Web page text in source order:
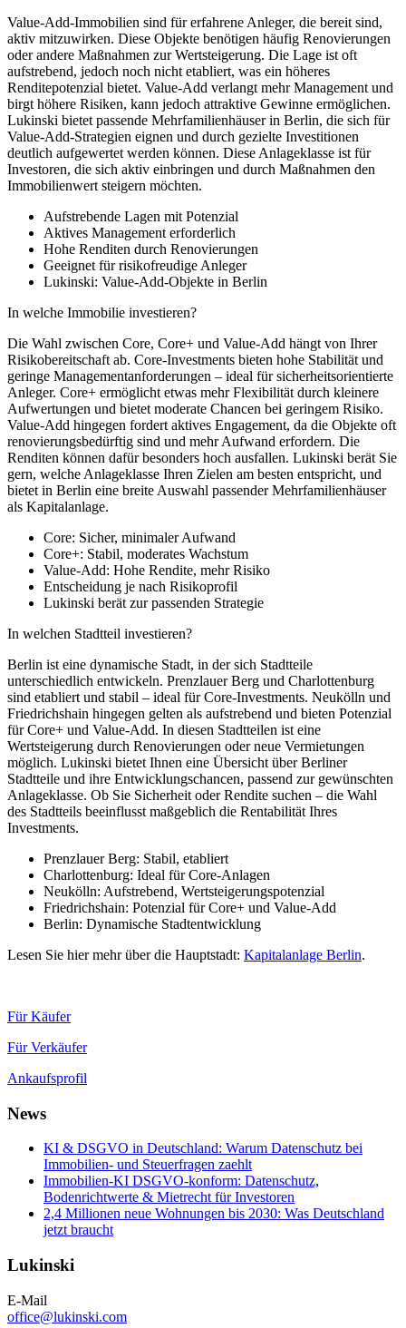
Value-Add-Immobilien sind für erfahrene Anleger, die bereit sind,
aktiv mitzuwirken. Diese Objekte benötigen häufig Renovierungen
oder andere Maßnahmen zur Wertsteigerung. Die Lage ist oft
aufstrebend, jedoch noch nicht etabliert, was ein höheres
Renditepotenzial bietet. Value-Add verlangt mehr Management und
birgt höhere Risiken, kann jedoch attraktive Gewinne ermöglichen.
Lukinski bietet passende Mehrfamilienhäuser in Berlin, die sich für
Value-Add-Strategien eignen und durch gezielte Investitionen
deutlich aufgewertet werden können. Diese Anlageklasse ist für
Investoren, die sich aktiv einbringen und durch Maßnahmen den
Immobilienwert steigern möchten.
Aufstrebende Lagen mit Potenzial
Aktives Management erforderlich
Hohe Renditen durch Renovierungen
Geeignet für risikofreudige Anleger
Lukinski: Value-Add-Objekte in Berlin
In welche Immobilie investieren?
Die Wahl zwischen Core, Core+ und Value-Add hängt von Ihrer
Risikobereitschaft ab. Core-Investments bieten hohe Stabilität und
geringe Managementanforderungen – ideal für sicherheitsorientierte
Anleger. Core+ ermöglicht etwas mehr Flexibilität durch kleinere
Aufwertungen und bietet moderate Chancen bei geringem Risiko.
Value-Add hingegen fordert aktives Engagement, da die Objekte oft
renovierungsbedürftig sind und mehr Aufwand erfordern. Die
Renditen können dafür besonders hoch ausfallen. Lukinski berät Sie
gern, welche Anlageklasse Ihren Zielen am besten entspricht, und
bietet in Berlin eine breite Auswahl passender Mehrfamilienhäuser
als Kapitalanlage.
Core: Sicher, minimaler Aufwand
Core+: Stabil, moderates Wachstum
Value-Add: Hohe Rendite, mehr Risiko
Entscheidung je nach Risikoprofil
Lukinski berät zur passenden Strategie
In welchen Stadtteil investieren?
Berlin ist eine dynamische Stadt, in der sich Stadtteile
unterschiedlich entwickeln. Prenzlauer Berg und Charlottenburg
sind etabliert und stabil – ideal für Core-Investments. Neukölln und
Friedrichshain hingegen gelten als aufstrebend und bieten Potenzial
für Core+ und Value-Add. In diesen Stadtteilen ist eine
Wertsteigerung durch Renovierungen oder neue Vermietungen
möglich. Lukinski bietet Ihnen eine Übersicht über Berliner
Stadtteile und ihre Entwicklungschancen, passend zur gewünschten
Anlageklasse. Ob Sie Sicherheit oder Rendite suchen – die Wahl
des Stadtteils beeinflusst maßgeblich die Rentabilität Ihres
Investments.
Prenzlauer Berg: Stabil, etabliert
Charlottenburg: Ideal für Core-Anlagen
Neukölln: Aufstrebend, Wertsteigerungspotenzial
Friedrichshain: Potenzial für Core+ und Value-Add
Berlin: Dynamische Stadtentwicklung
Lesen Sie hier mehr über die Hauptstadt: Kapitalanlage Berlin.
Für Käufer
Für Verkäufer
Ankaufsprofil
News
KI & DSGVO in Deutschland: Warum Datenschutz bei
Immobilien- und Steuerfragen zaehlt
Immobilien-KI DSGVO-konform: Datenschutz,
Bodenrichtwerte & Mietrecht für Investoren
2,4 Millionen neue Wohnungen bis 2030: Was Deutschland
jetzt braucht
Lukinski
E-Mail
office@lukinski.com